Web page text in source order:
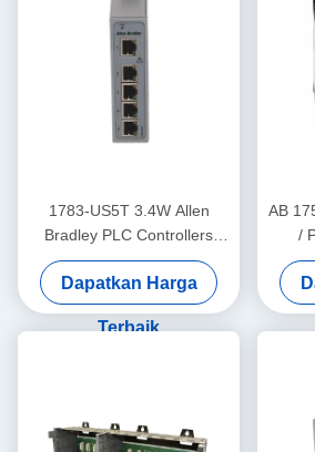
1783-US5T 3.4W Allen
Bradley PLC Controllers
Industrial Ethernet Switch
Lima Pelabuhan Tembaga
Dapatkan Harga
Terbaik
AB
/